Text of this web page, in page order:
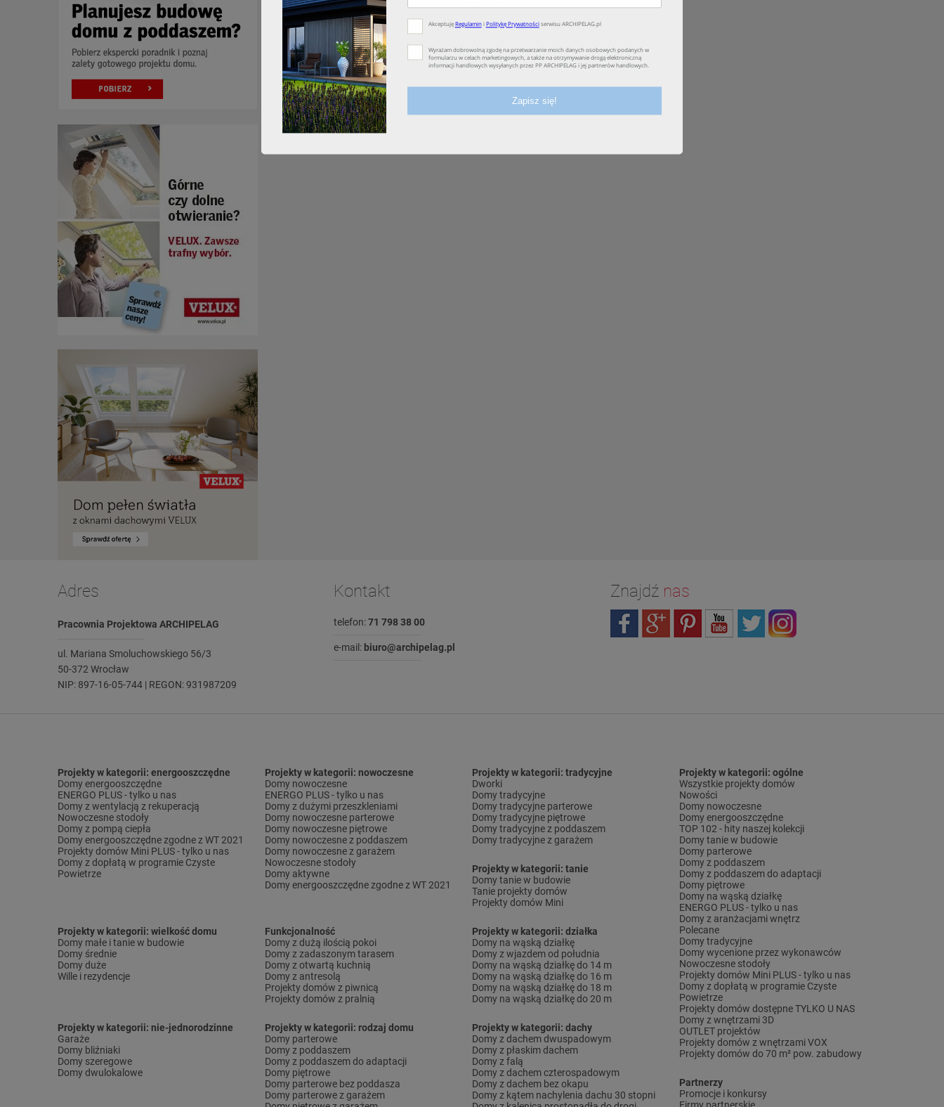
Adres
Pracownia Projektowa ARCHIPELAG
ul. Mariana Smoluchowskiego 56/3
50-372 Wrocław
NIP: 897-16-05-744 | REGON: 931987209
Kontakt
telefon: 71 798 38 00
e-mail: biuro@archipelag.pl
Znajdź nas
Projekty w kategorii: energooszczędne
Domy energooszczędne
ENERGO PLUS - tylko u nas
Domy z wentylacją z rekuperacją
Nowoczesne stodoły
Domy z pompą ciepła
Domy energooszczędne zgodne z WT 2021
Projekty domów Mini PLUS - tylko u nas
Domy z dopłatą w programie Czyste
Powietrze
Projekty w kategorii: nowoczesne
Domy nowoczesne
ENERGO PLUS - tylko u nas
Domy z dużymi przeszkleniami
Domy nowoczesne parterowe
Domy nowoczesne piętrowe
Domy nowoczesne z poddaszem
Domy nowoczesne z garażem
Nowoczesne stodoły
Domy aktywne
Domy energooszczędne zgodne z WT 2021
Projekty w kategorii: tradycyjne
Dworki
Domy tradycyjne
Domy tradycyjne parterowe
Domy tradycyjne piętrowe
Domy tradycyjne z poddaszem
Domy tradycyjne z garażem
Projekty w kategorii: tanie
Domy tanie w budowie
Tanie projekty domów
Projekty domów Mini
Projekty w kategorii: wielkość domu
Domy małe i tanie w budowie
Domy średnie
Domy duże
Wille i rezydencje
Funkcjonalność
Domy z dużą ilością pokoi
Domy z zadaszonym tarasem
Domy z otwartą kuchnią
Domy z antresolą
Projekty domów z piwnicą
Projekty domów z pralnią
Projekty w kategorii: działka
Domy na wąską działkę
Domy z wjazdem od południa
Domy na wąską działkę do 14 m
Domy na wąską działkę do 16 m
Domy na wąską działkę do 18 m
Domy na wąską działkę do 20 m
Projekty w kategorii: nie-jednorodzinne
Garaże
Domy bliźniaki
Domy szeregowe
Domy dwulokalowe
Projekty w kategorii: rodzaj domu
Domy parterowe
Domy z poddaszem
Domy z poddaszem do adaptacji
Domy piętrowe
Domy parterowe bez poddasza
Domy parterowe z garażem
Projekty w kategorii: dachy
Domy z dachem dwuspadowym
Domy z płaskim dachem
Domy z falą
Domy z dachem czterospadowym
Domy z dachem bez okapu
Domy z kątem nachylenia dachu 30 stopni
Projekty w kategorii: ogólne
Wszystkie projekty domów
Nowości
Domy nowoczesne
Domy energooszczędne
TOP 102 - hity naszej kolekcji
Domy tanie w budowie
Domy parterowe
Domy z poddaszem
Domy z poddaszem do adaptacji
Domy piętrowe
Domy na wąską działkę
ENERGO PLUS - tylko u nas
Domy z aranżacjami wnętrz
Polecane
Domy tradycyjne
Domy wycenione przez wykonawców
Nowoczesne stodoły
Projekty domów Mini PLUS - tylko u nas
Domy z dopłatą w programie Czyste
Powietrze
Projekty domów dostępne TYLKO U NAS
Domy z wnętrzami 3D
OUTLET projektów
Projekty domów z wnętrzami VOX
Projekty domów do 70 m² pow. zabudowy
Partnerzy
Promocje i konkursy